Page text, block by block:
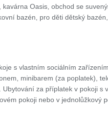
kavárna Oasis, obchod se
bazén, pro děti dětský
s vlastním sociálním
minibarem (za poplatek),
Ubytování za příplatek v pokoji
pokoji nebo v jednolůžkový